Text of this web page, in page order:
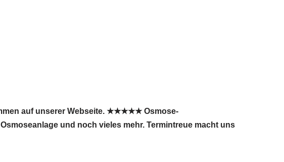
auf unserer Webseite. ★★★★★ Osmose-
und noch vieles mehr. Termintreue macht uns